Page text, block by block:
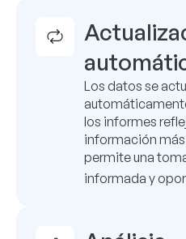
Los datos se
los informes
información
permite una
informada y